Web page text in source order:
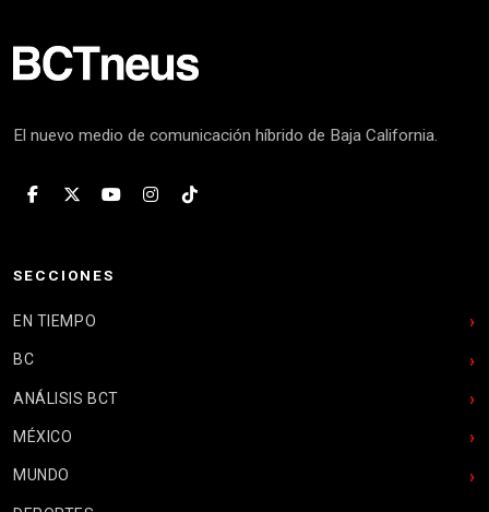
El nuevo medio de comunicación híbrido de Baja California.
SECCIONES
EN TIEMPO
BC
ANÁLISIS BCT
MÉXICO
MUNDO